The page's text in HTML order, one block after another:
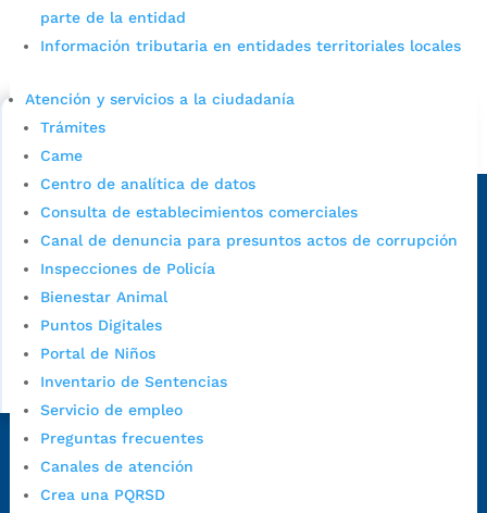
parte de la entidad
Información tributaria en entidades territoriales locales
Atención y servicios a la ciudadanía
Trámites
Came
Centro de analítica de datos
Consulta de establecimientos comerciales
Canal de denuncia para presuntos actos de corrupción
Inspecciones de Policía
Bienestar Animal
Puntos Digitales
Portal de Niños
Inventario de Sentencias
Servicio de empleo
Preguntas frecuentes
Canales de atención
Crea una PQRSD
Cupos Escolares Bucaramanga 2022
Consulta aqui los pasos para inscribirse y solicitar un
Bucaramanga.
Alcaldía de Bucaramanga
Sede principal